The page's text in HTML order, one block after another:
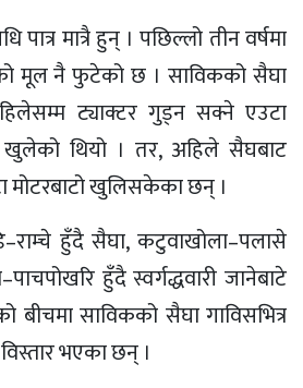
पात्र मात्रै हुन् । पछिल्लो तीन वर्षमा
मूल नै फुटेको छ । साविकको सैघा
ट्याक्टर गुड्न सक्ने एउटा
खुलेको थियो । तर, अहिले सैघबाट
मोटरबाटो खुलिसकेका छन् ।
हुँदै सैघा, कटुवाखोला–पलासे
हुँदै स्वर्गद्धवारी जानेबाटे
साविकको सैघा गाविसभित्र
भएका छन् ।